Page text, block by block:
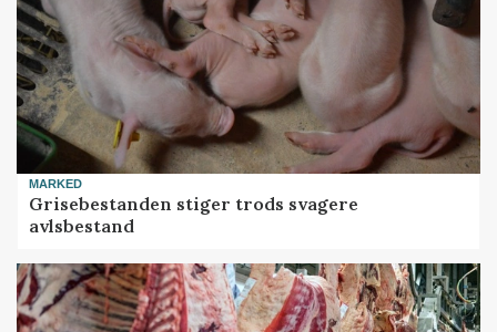
MARKED
Grisebestanden stiger trods svagere
avlsbestand